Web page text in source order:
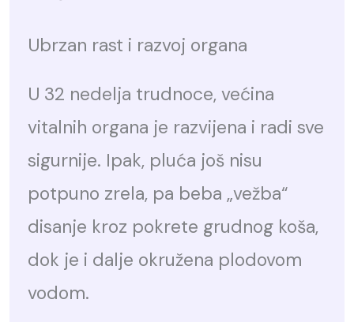
Ubrzan rast i razvoj organa
U 32 nedelja trudnoce, većina
vitalnih organa je razvijena i radi sve
sigurnije. Ipak, pluća još nisu
potpuno zrela, pa beba „vežba“
disanje kroz pokrete grudnog koša,
dok je i dalje okružena plodovom
vodom.